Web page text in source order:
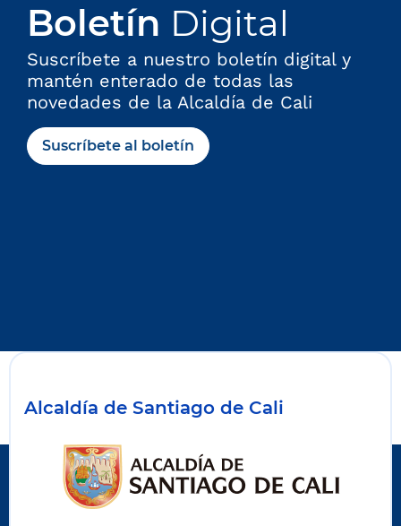
Boletín Digital
Suscríbete a nuestro boletín digital y
mantén enterado de todas las
novedades de la Alcaldía de Cali
Suscríbete al boletín
Alcaldía de Santiago de Cali